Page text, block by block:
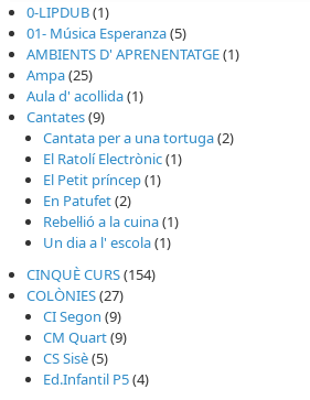
0-LIPDUB(1)
01- Música Esperanza(5)
AMBIENTS D' APRENENTATGE(1)
Ampa(25)
Aula d' acollida(1)
Cantates(9)
Cantata per a una tortuga(2)
El Ratolí Electrònic(1)
El Petit príncep(1)
En Patufet(2)
Rebel·lió a la cuina(1)
Un dia a l' escola(1)
CINQUÈ CURS(154)
COLÒNIES(27)
CI Segon (9)
CM Quart(9)
CS Sisè(5)
Ed.Infantil P5(4)